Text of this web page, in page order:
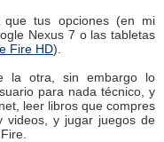
tus opciones (en mi
Nexus 7 o las tabletas
Fire HD).
la otra, sin embargo lo
para nada técnico, y
leer libros que compres
videos, y jugar juegos de